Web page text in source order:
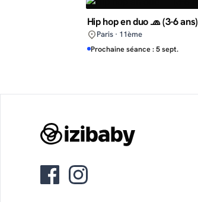
Hip hop en duo 🧢 (3-6 ans)
Paris · 11ème
Prochaine séance : 5 sept.